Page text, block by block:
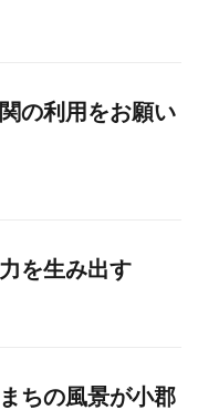
の利用をお願い
を生み出す
ちの風景が小郡